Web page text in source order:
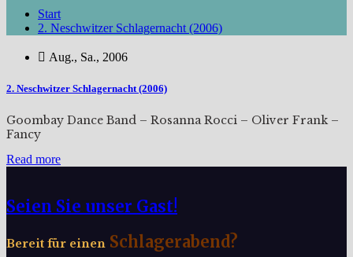
Start
2. Neschwitzer Schlagernacht (2006)
Aug., Sa., 2006
2. Neschwitzer Schlagernacht (2006)
Goombay Dance Band – Rosanna Rocci – Oliver Frank –
Fancy
Read more
Seien Sie unser Gast!
Bereit für einen Schlagerabend?